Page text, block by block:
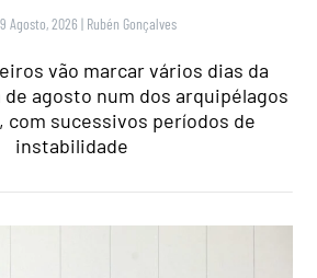
Agosto, 2026 | Rubén Gonçalves
vão marcar vários dias da
de agosto num dos arquipélagos
com sucessivos períodos de
instabilidade